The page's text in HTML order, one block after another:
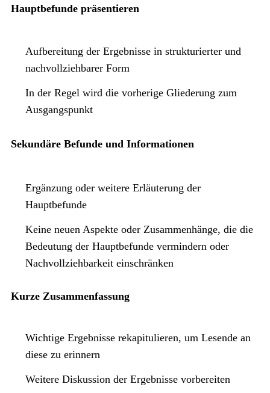
Hauptbefunde präsentieren
Aufbereitung der Ergebnisse in strukturierter und
nachvollziehbarer Form
In der Regel wird die vorherige Gliederung zum
Ausgangspunkt
Sekundäre Befunde und Informationen
Ergänzung oder weitere Erläuterung der
Hauptbefunde
Keine neuen Aspekte oder Zusammenhänge, die die
Bedeutung der Hauptbefunde vermindern oder
Nachvollziehbarkeit einschränken
Kurze Zusammenfassung
Wichtige Ergebnisse rekapitulieren, um Lesende an
diese zu erinnern
Weitere Diskussion der Ergebnisse vorbereiten